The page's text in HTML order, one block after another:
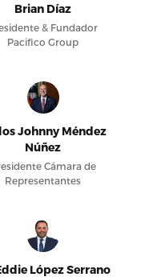
Brian Díaz
& Fundador
Pacifico Group
Johnny Méndez
Núñez
Cámara de
Representantes
López Serrano